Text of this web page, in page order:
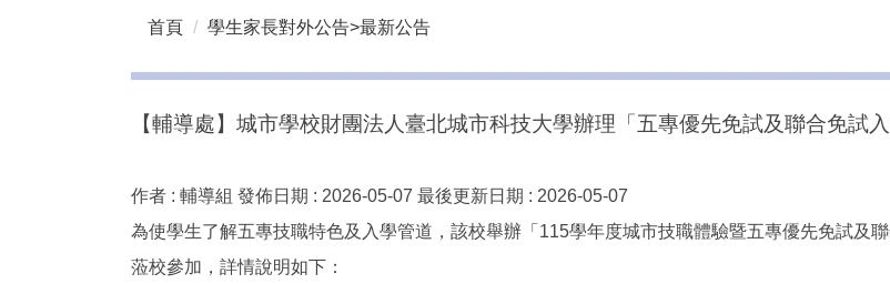
首頁 學生家長對外公告>最新公告
【輔導處】城市學校財團法人臺北城市科技大學辦理「五專優先免試及聯合免試
作者 : 輔導組 發佈日期 : 2026-05-07 最後更新日期 : 2026-05-07
為使學生了解五專技職特色及入學管道，該校舉辦「115學年度城市技職體驗暨五專優先免試及
蒞校參加，詳情說明如下：